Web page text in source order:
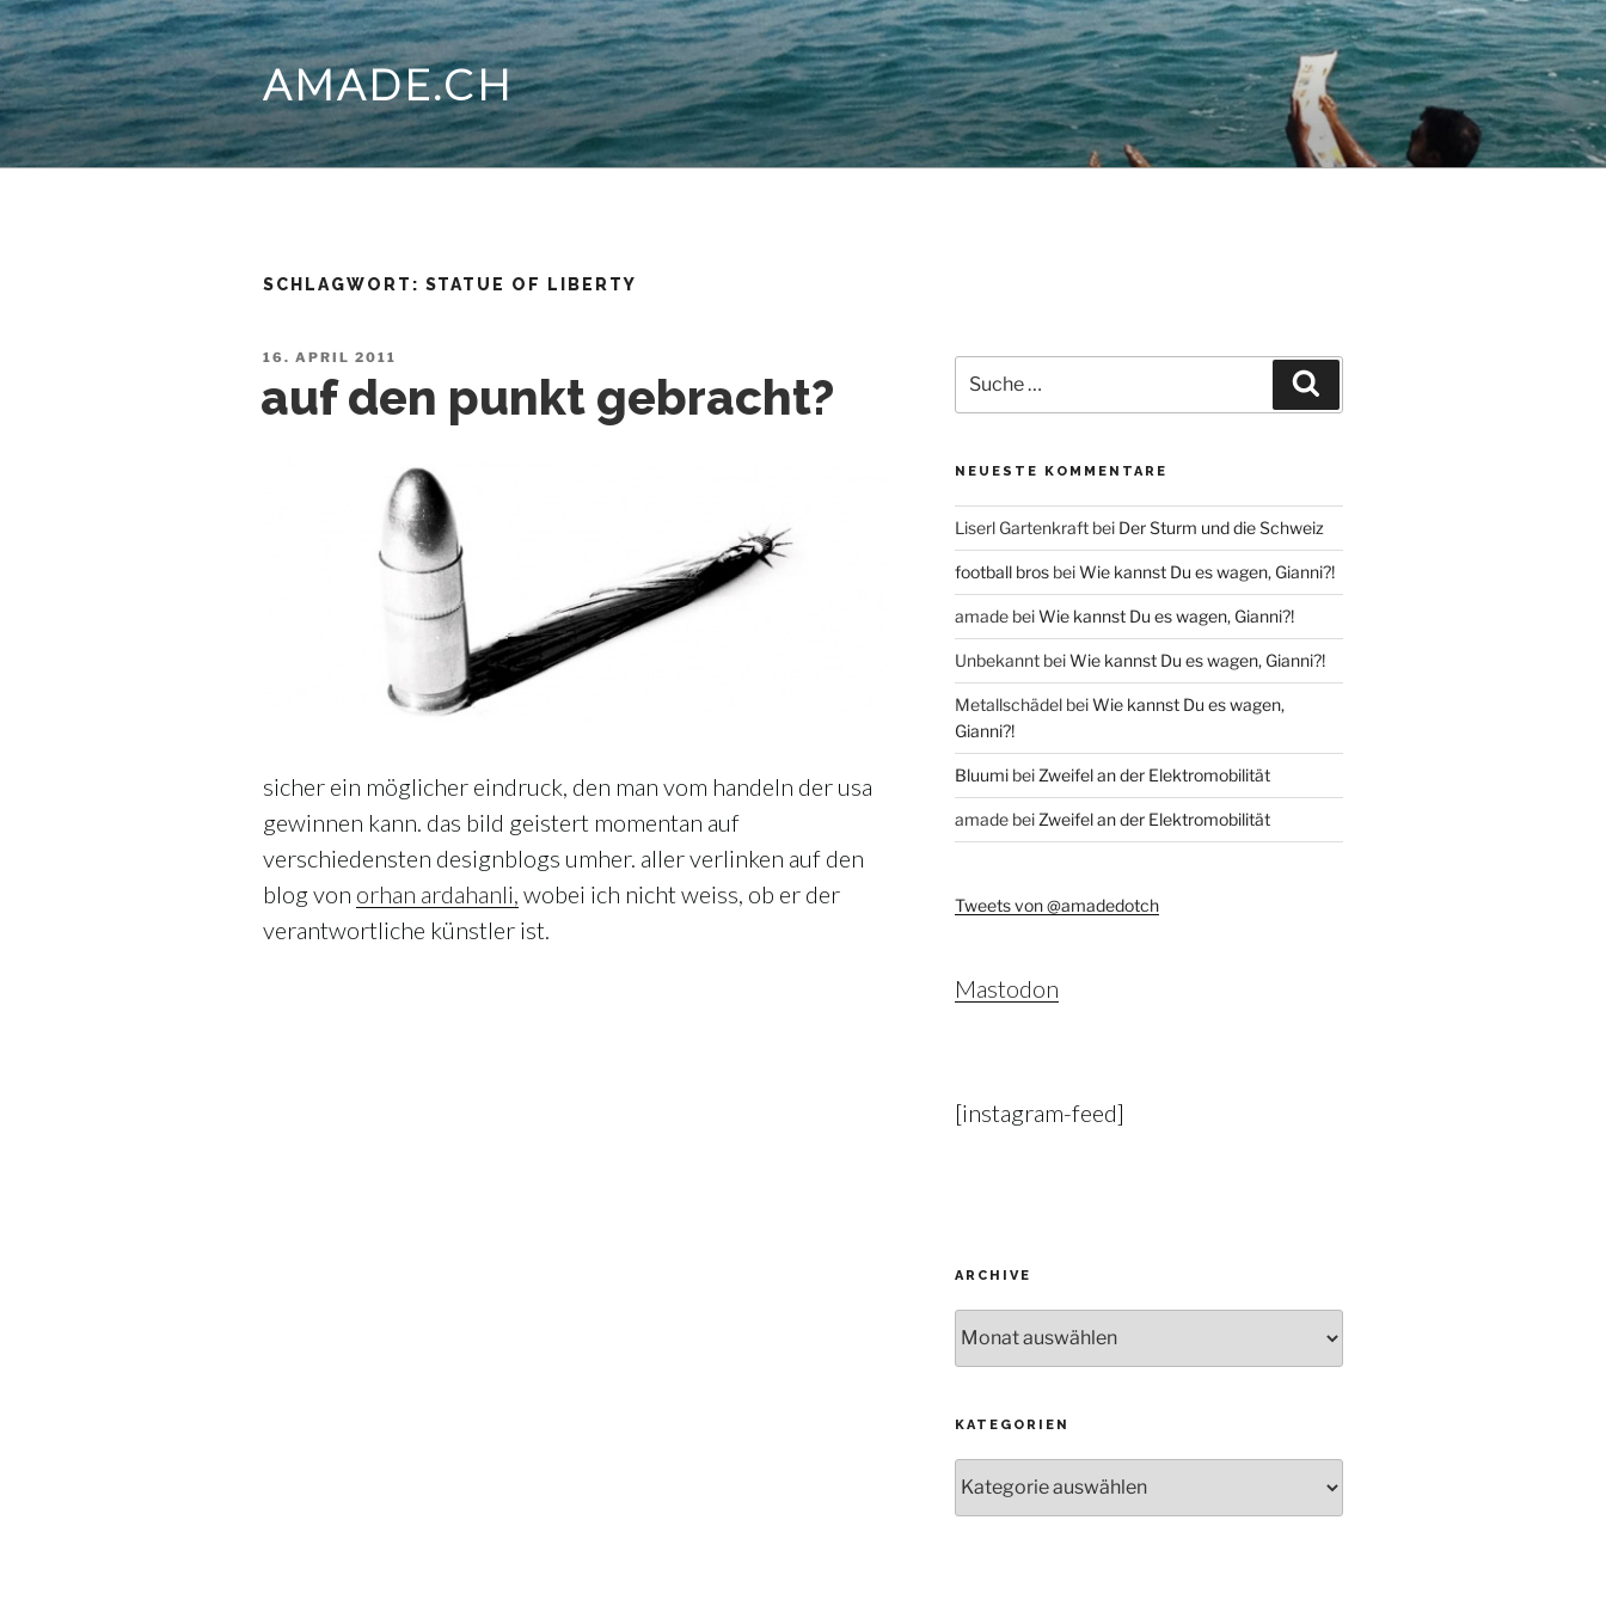
Zum
Inhalt
springen
AMADE.CH
SCHLAGWORT: STATUE OF LIBERTY
VERÖFFENTLICHT
16. APRIL 2011
auf den punkt gebracht?
sicher ein möglicher eindruck, den man vom handeln der usa
gewinnen kann. das bild geistert momentan auf
verschiedensten designblogs umher. aller verlinken auf den
blog von orhan ardahanli, wobei ich nicht weiss, ob er der
verantwortliche künstler ist.
nach:
NEUESTE KOMMENTARE
Liserl Gartenkraftbei Der Sturm und die Schweiz
football brosbeiWie kannst Du es wagen, Gianni?!
amadebeiWie kannst Du es wagen, Gianni?!
UnbekanntbeiWie kannst Du es wagen, Gianni?!
MetallschädelbeiWie kannst Du es wagen,
Gianni?!
Bluumibei Zweifel an der Elektromobilität
amadebei Zweifel an der Elektromobilität
Tweets von @amadedotch
Mastodon
[instagram-feed]
ARCHIVE
KATEGORIEN